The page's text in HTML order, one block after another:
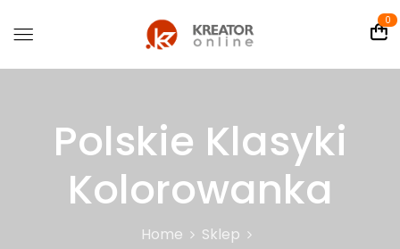
0
Polskie Klasyki
Kolorowanka
Home
Sklep